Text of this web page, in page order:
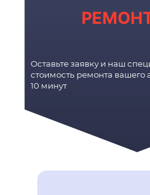
Оставьте заявку и наш
стоимость ремонта вашего
10 минут